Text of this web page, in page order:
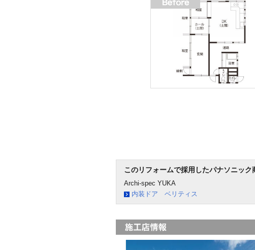
このリフォームで採用したパナソニック
Archi-spec YUKA
内装ドア ベリティス